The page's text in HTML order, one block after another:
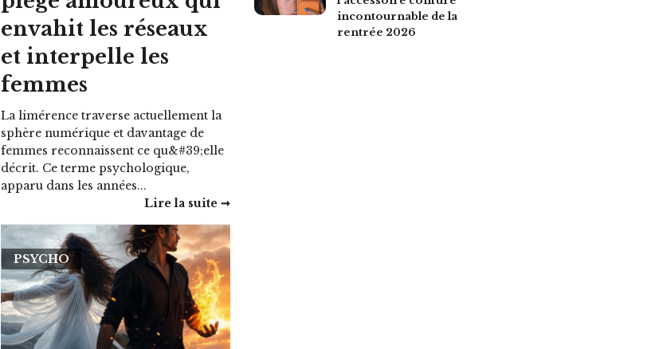
envahit les réseaux
et interpelle les
femmes
La limérence traverse actuellement la
sphère numérique et davantage de
femmes reconnaissent ce qu&#39;elle
décrit. Ce terme psychologique,
apparu dans les années...
Lire la suite ➞
PSYCHO
incontournable de la
rentrée 2026